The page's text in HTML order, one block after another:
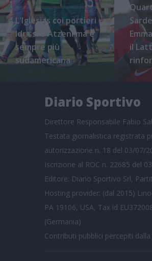
L'Iglesias coi portieri
Idrissi e Atzeni ma è
sempre più
sudamericana
il
Diario Sportivo
Direttore Responsabile Fabio
Testata giornalistica registrata
autorizzazione n. 18 del 03/07/
Iscrizione al ROC n. 22685 del
Editore: Diario Sportivo Srl,
Hosting provider: (dal 2015)
PA 19106, USA, Tax id
(Germania)
Contributi pubblici percepiti